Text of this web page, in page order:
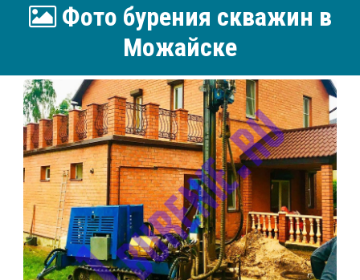
Фото бурения скважин в
Можайске